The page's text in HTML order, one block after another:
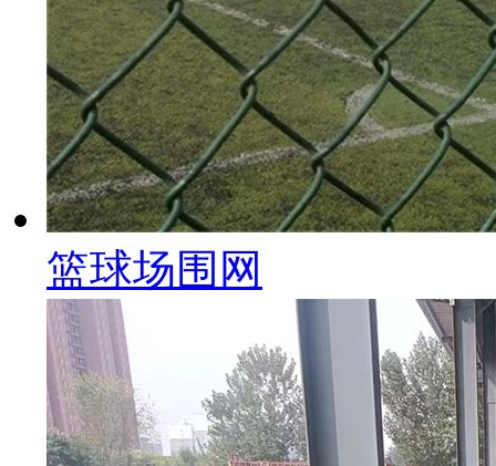
篮球场围网